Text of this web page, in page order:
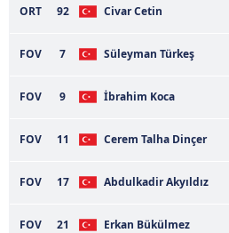
ORT 92 Civar Cetin
FOV 7 Süleyman Türkeş
FOV 9 İbrahim Koca
FOV 11 Cerem Talha Dinçer
FOV 17 Abdulkadir Akyıldız
FOV 21 Erkan Bükülmez